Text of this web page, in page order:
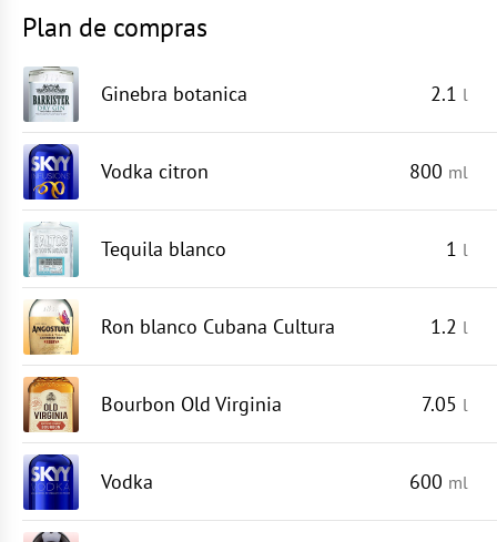
Plan de compras
Ginebra botanica 2.1 l
Vodka citron 800 ml
Tequila blanco 1 l
Ron blanco Cubana Cultura 1.2 l
Bourbon Old Virginia 7.05 l
Vodka 600 ml